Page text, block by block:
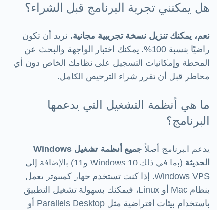
هل يمكنني تجربة البرنامج قبل الشراء؟
نعم، يمكنك تنزيل نسخة تجريبية مجانية. نريد أن تكون
راضيًا بنسبة 100%. يمكنك اختبار الواجهة والبحث عن
المحطة وإمكانيات التسجيل على نظامك الخاص دون أي
مخاطر قبل أن تقرر شراء الترخيص الكامل.
ما هي أنظمة التشغيل التي يدعمها
البرنامج؟
يدعم البرنامج أصلاً
جميع أنظمة تشغيل Windows
الحديثة
(بما في ذلك Windows 10 و11) بالإضافة إلى
Windows VPS. إذا كنت تستخدم جهاز كمبيوتر يعمل
بنظام Mac أو Linux، فيمكنك بسهولة تشغيل التطبيق
باستخدام بيئات افتراضية مثل Parallels Desktop أو